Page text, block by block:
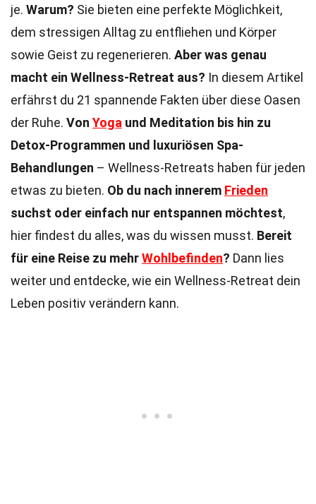
je. Warum? Sie bieten eine perfekte Möglichkeit,
dem stressigen Alltag zu entfliehen und Körper
sowie Geist zu regenerieren. Aber was genau
macht ein Wellness-Retreat aus? In diesem Artikel
erfährst du 21 spannende Fakten über diese Oasen
der Ruhe. Von Yoga und Meditation bis hin zu
Detox-Programmen und luxuriösen Spa-
Behandlungen – Wellness-Retreats haben für jeden
etwas zu bieten. Ob du nach innerem Frieden
suchst oder einfach nur entspannen möchtest,
hier findest du alles, was du wissen musst. Bereit
für eine Reise zu mehrWohlbefinden? Dann lies
weiter und entdecke, wie ein Wellness-Retreat dein
Leben positiv verändern kann.